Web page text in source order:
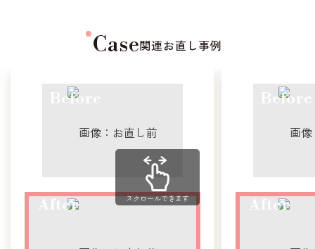
Case関連お直し事例
スクロールできます